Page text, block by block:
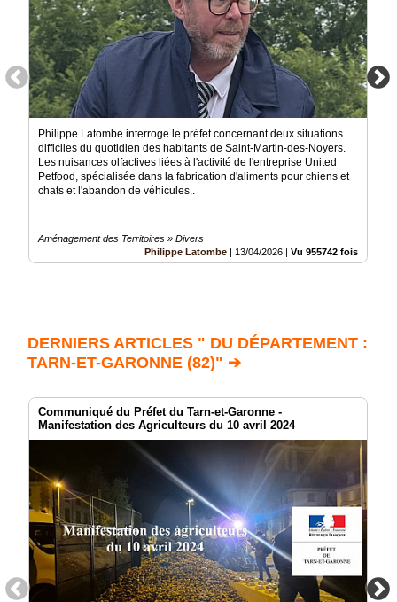
Philippe Latombe interroge le préfet concernant deux situations
difficiles du quotidien des habitants de Saint-Martin-des-Noyers.
Les nuisances olfactives liées à l'activité de l'entreprise United
Petfood, spécialisée dans la fabrication d'aliments pour chiens et
chats et l'abandon de véhicules..
Aménagement des Territoires » Divers
Philippe Latombe | 13/04/2026 | Vu 955742 fois
DERNIERS ARTICLES " DU DÉPARTEMENT :
TARN-ET-GARONNE (82)" ➔
Communiqué du Préfet du Tarn-et-Garonne -
Manifestation des Agriculteurs du 10 avril 2024